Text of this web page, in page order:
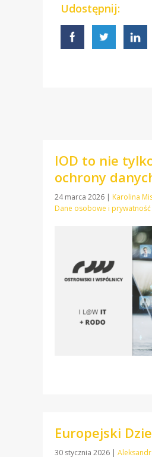
Udostępnij:
IOD to nie
ochrony
24 marca 2026 | Karolina
Dane osobowe i prywatność
Europejski
30 stycznia 2026 |